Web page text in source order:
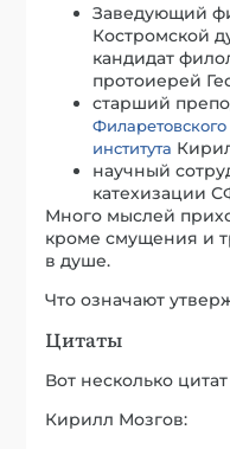
Заведующий
Костромской
кандидат
протоиерей
старший
института
научный
катехизации
Много мыслей
кроме смущения и
в душе.
Что означают
Цитаты
Вот несколько
Кирилл Мозгов: